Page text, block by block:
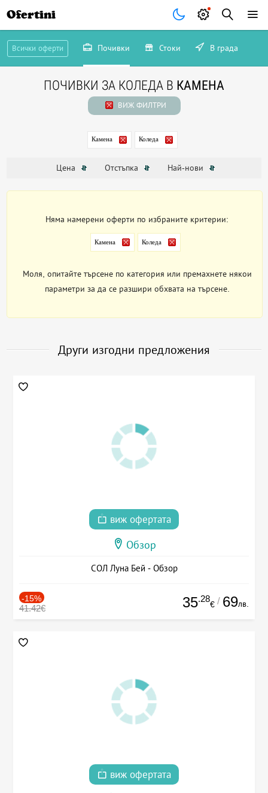
Ofertini
Всички оферти Почивки Стоки В града
ПОЧИВКИ ЗА КОЛЕДА В КАМЕНА
ВИЖ ФИЛТРИ
Камена Коледа
Цена Отстъпка Най-нови
Няма намерени оферти по избраните критерии:
Камена Коледа
Моля, опитайте търсене по категория или премахнете някои
параметри за да се разшири обхвата на търсене.
Други изгодни предложения
виж офертата
Обзор
СОЛ Луна Бей - Обзор
-15%
41.42€ 35.28
€ / 69лв.
виж офертата